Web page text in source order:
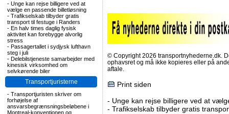
- Unge kan rejse billigere ved at
vælge en passende billetløsning
- Trafikselskab tilbyder gratis
transport til festuge i Randers
- En halv times daglig fysisk
aktivitet kan forebygge alvorlig
stress
- Passagertallet i sydjysk lufthavn
steg i juli
- Delebilstjeneste samarbejder med
kinesisk virksomhed om
selvkørende biler
Transportjuristerne
- Transportjuristen skriver om
forhøjelse af
ansvarsbegrænsningsbeløbene i
Montreal-konventionen og
© Copyright 2026 transportnyhederne.dk.
ophavsret og må ikke kopieres eller på
aftale.
Print siden
- Unge kan rejse billigere ved at
- Trafikselskab tilbyder gratis